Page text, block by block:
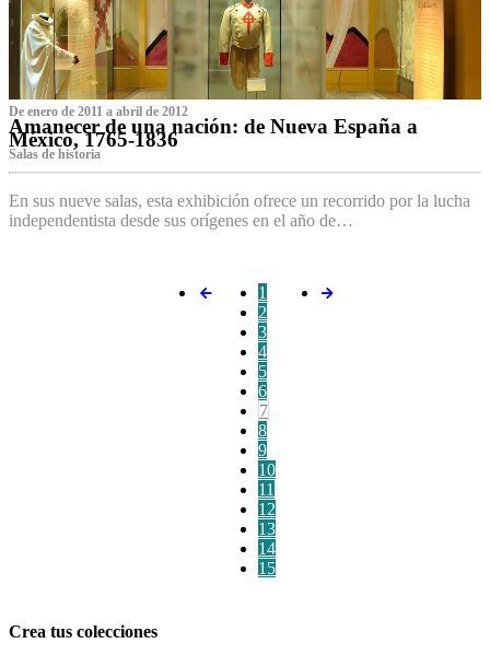
De enero de 2011 a abril de 2012
Amanecer de una nación: de Nueva España a
México, 1765-1836
Salas de historia
En sus nueve salas, esta exhibición ofrece un recorrido por la lucha
independentista desde sus orígenes en el año de…
1
2
3
4
5
6
7
8
9
10
11
12
13
14
15
Crea tus colecciones